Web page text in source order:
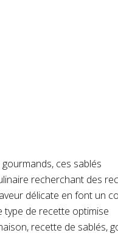
ces sablés
recherchant des
délicate en font un
type de recette optimise
recette de sablés,